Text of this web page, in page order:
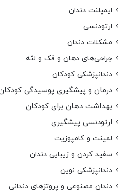
ایمپلنت دندان
ارتودنسی
مشکلات دندان
جراحی‌های دهان و فک و لثه
دندانپزشکی کودکان
درمان و پیشگیری پوسیدگی
بهداشت دهان برای کودکان
ارتودنسی پیشگیری
لمینت و کامپوزیت
سفید کردن و زیبایی دندان
دندانپزشکی نوین
دندان مصنوعی و پروتزهای دندانی